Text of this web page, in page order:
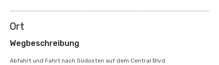
Ort
Wegbeschreibung
Abfahrt und Fahrt nach Südosten auf dem Central Blvd